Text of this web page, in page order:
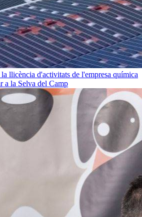
la llicència d'activitats de l'empresa química
a la Selva del Camp